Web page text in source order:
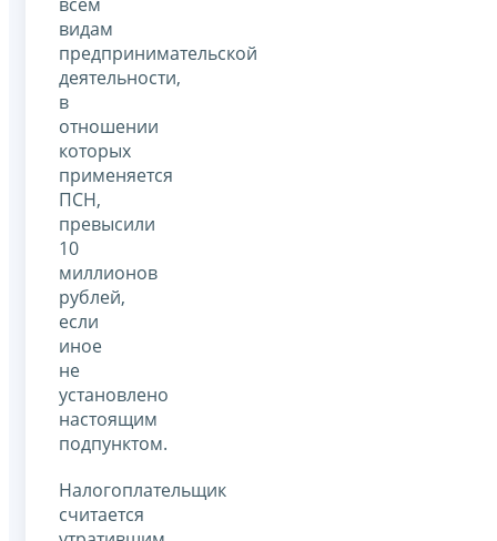
видам
предпринимательской
деятельности,
в
отношении
которых
применяется
ПСН,
превысили
10
миллионов
рублей,
если
иное
не
установлено
настоящим
подпунктом.
Налогоплательщик
считается